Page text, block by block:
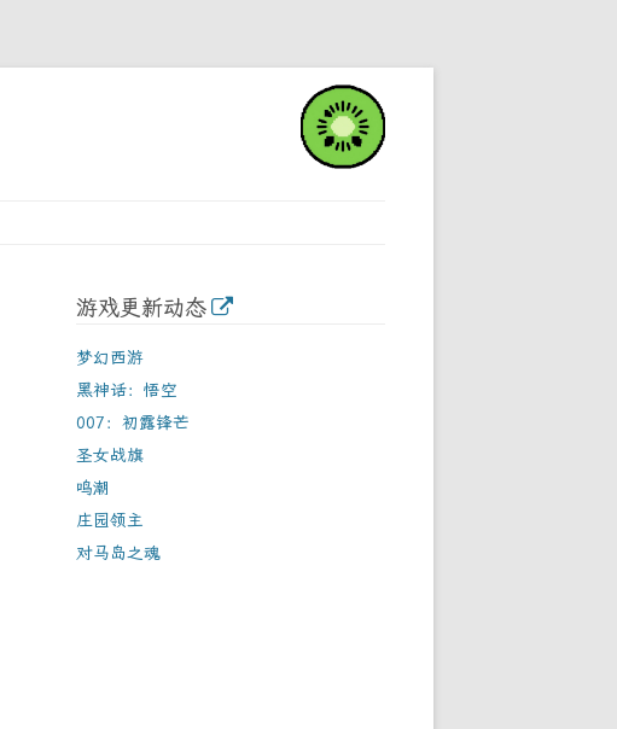
游戏更新动态
梦幻西游
黑神话：悟空
007：初露锋芒
圣女战旗
鸣潮
庄园领主
对马岛之魂